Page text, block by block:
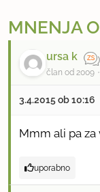
MNENJA
ursa k
član od 2009
3.4.2015 ob 10:16
Mmm ali pa za
uporabno